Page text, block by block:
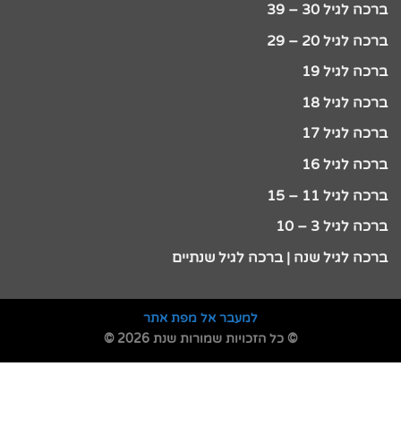
ברכה לגיל 30 – 39
ברכה לגיל 20 – 29
ברכה לגיל 19
ברכה לגיל 18
ברכה לגיל 17
ברכה לגיל 16
ברכה לגיל 11 – 15
ברכה לגיל 3 – 10
ברכה לגיל שנה | ברכה לגיל שנתיים
למעבר אל מפת אתר
© כל הזכויות שמורות שנת 2026 ©